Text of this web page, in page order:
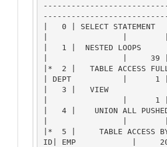
|   0 | SELECT STATEMENT
|   1 |  NESTED LOOPS
|                |     39 |
|*  2 |   TABLE ACCESS FULL
| DEPT           |      1 |
|   3 |   VIEW
|                |      1 |
|   4 |    UNION ALL PUSHED
|*  5 |     TABLE ACCESS BY
ID| EMP            |